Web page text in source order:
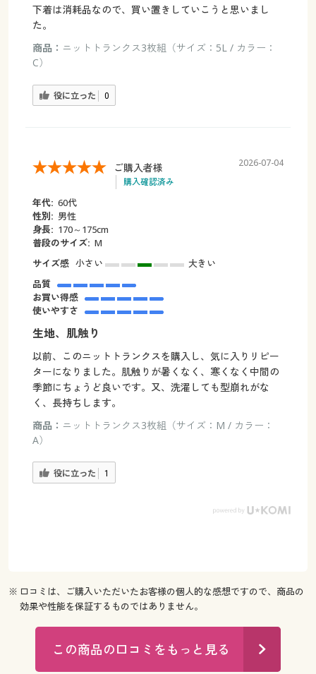
下着は消耗品なので、買い置きしていこうと思いまし
た。
商品： ニットトランクス3枚組（サイズ：5L / カラー：
C）
役に立った 0
ご購入者様
購入確認済み
2026-07-04
年代: 60代
性別: 男性
身長: 170～175cm
普段のサイズ: M
サイズ感 小さい
大きい
品質
お買い得感
使いやすさ
生地、肌触り
以前、このニットトランクスを購入し、気に入りリピー
ターになりました。肌触りが暑くなく、寒くなく中間の
季節にちょうど良いです。又、洗濯しても型崩れがな
く、長持ちします。
商品： ニットトランクス3枚組（サイズ：M / カラー：
A）
役に立った 1
※ 口コミは、ご購入いただいたお客様の個人的な感想ですので、商品の
効果や性能を保証するものではありません。
この商品の口コミをもっと見る